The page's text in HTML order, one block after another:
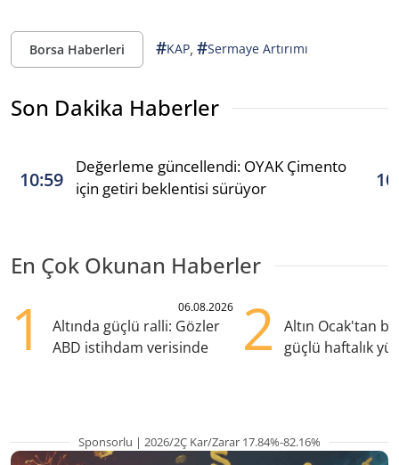
Borsa Haberleri #KAP, #Sermaye Artırımı
Son Dakika Haberler
10:59
Değerleme güncellendi: OYAK Çimento
için getiri beklentisi sürüyor
En Çok Okunan Haberler
1 06.08.2026
Altında güçlü ralli: Gözler
ABD istihdam verisinde
2
Altın Ocak'tan
güçlü haftalık
Sponsorlu | 2026/2Ç Kar/Zarar 17.84%-82.16%